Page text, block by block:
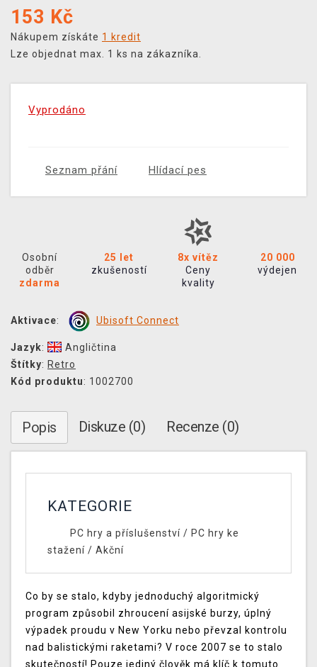
153 Kč
Nákupem získáte 1 kredit
Lze objednat max. 1 ks na zákazníka.
Vyprodáno
Seznam přání Hlídací pes
Osobní
odběr
zdarma
25 let
zkušeností
8x vítěz
Ceny
kvality
20 000
výdejen
Aktivace: Ubisoft Connect
Jazyk:
Angličtina
Štítky: Retro
Kód produktu: 1002700
Popis Diskuze (0) Recenze (0)
KATEGORIE
PC hry a příslušenství/ PC hry ke
stažení / Akční
Co by se stalo, kdyby jednoduchý algoritmický
program způsobil zhroucení asijské burzy, úplný
výpadek proudu v New Yorku nebo převzal kontrolu
nad balistickými raketami? V roce 2007 se to stalo
skutečností! Pouze jediný člověk má klíč k tomuto